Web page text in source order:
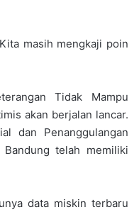
masih mengkaji poin
Tidak Mampu
akan berjalan lancar.
dan Penanggulangan
Bandung telah memiliki
data miskin terbaru